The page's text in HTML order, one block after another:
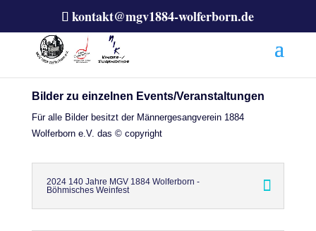
kontakt@mgv1884-wolferborn.de
Bilder zu einzelnen Events/Veranstaltungen
Für alle Bilder besitzt der Männergesangverein 1884
Wolferborn e.V. das © copyright
2024 140 Jahre MGV 1884 Wolferborn -
Böhmisches Weinfest